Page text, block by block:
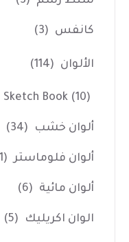
كانفس (3)
الألوان (114)
Sketch Book (10)
ألوان خشب (34)
ألوان فلوماستر (21)
ألوان مائية (6)
الوان اكريليك (5)